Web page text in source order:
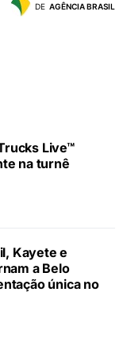
DE AGÊNCIA BRASIL
Live™
na turnê
Kayete e
a Belo
única no